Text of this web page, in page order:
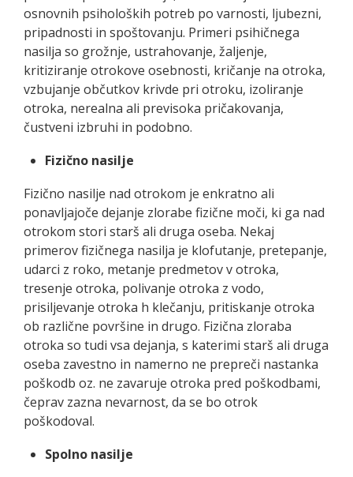
osnovnih psiholoških potreb po varnosti, ljubezni,
pripadnosti in spoštovanju. Primeri psihičnega
nasilja so grožnje, ustrahovanje, žaljenje,
kritiziranje otrokove osebnosti, kričanje na otroka,
vzbujanje občutkov krivde pri otroku, izoliranje
otroka, nerealna ali previsoka pričakovanja,
čustveni izbruhi in podobno.
Fizično nasilje
Fizično nasilje nad otrokom je enkratno ali
ponavljajoče dejanje zlorabe fizične moči, ki ga nad
otrokom stori starš ali druga oseba. Nekaj
primerov fizičnega nasilja je klofutanje, pretepanje,
udarci z roko, metanje predmetov v otroka,
tresenje otroka, polivanje otroka z vodo,
prisiljevanje otroka h klečanju, pritiskanje otroka
ob različne površine in drugo. Fizična zloraba
otroka so tudi vsa dejanja, s katerimi starš ali druga
oseba zavestno in namerno ne prepreči nastanka
poškodb oz. ne zavaruje otroka pred poškodbami,
čeprav zazna nevarnost, da se bo otrok
poškodoval.
Spolno nasilje